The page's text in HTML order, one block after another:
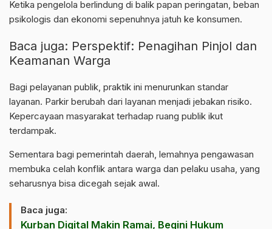
Ketika pengelola berlindung di balik papan peringatan, beban
psikologis dan ekonomi sepenuhnya jatuh ke konsumen.
Baca juga: Perspektif: Penagihan Pinjol dan
Keamanan Warga
Bagi pelayanan publik, praktik ini menurunkan standar
layanan. Parkir berubah dari layanan menjadi jebakan risiko.
Kepercayaan masyarakat terhadap ruang publik ikut
terdampak.
Sementara bagi pemerintah daerah, lemahnya pengawasan
membuka celah konflik antara warga dan pelaku usaha, yang
seharusnya bisa dicegah sejak awal.
Baca juga:
Kurban Digital Makin Ramai, Begini Hukum